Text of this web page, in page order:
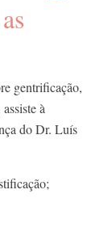
gentrificação,
à
do Dr. Luís